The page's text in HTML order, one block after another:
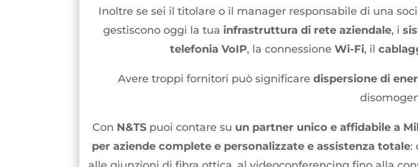
Inoltre se sei il titolare o il manager responsabile di una
gestiscono oggi la tua infrastruttura di rete aziendale, i
telefonia VoIP, la connessione Wi-Fi, il
Avere troppi fornitori può significare dispersione di
Con N&TS puoi contare su un partner unico e affidabile a
per aziende complete e personalizzate e assistenza totale: